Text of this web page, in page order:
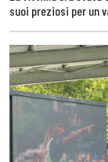
suoi preziosi per un